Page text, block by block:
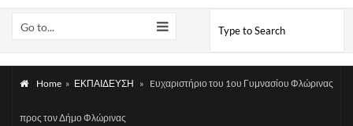
Go to...
Home » ΕΚΠΑΙΔΕΥΣΗ » Eυχαριστήριο του 1ου Γυμνασίου Φλώρινας
προς τον Δήμο Φλώρινας